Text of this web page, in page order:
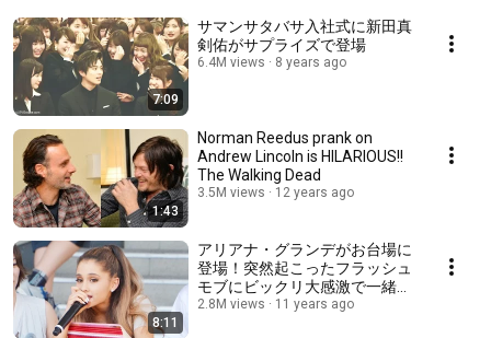
7:09
サマンサタバサ入社式に新田真
剣佑がサプライズで登場
6.4M views 8 years ago
1:43
Norman Reedus prank on
Andrew Lincoln is HILARIOUS!!
The Walking Dead
3.5M views 12 years ago
8:11
アリアナ・グランデがお台場に
登場！突然起こったフラッシュ
モブにビックリ大感激で一緒に
踊っちゃった ARIANA GRANDE
2.8M views 11 years ago